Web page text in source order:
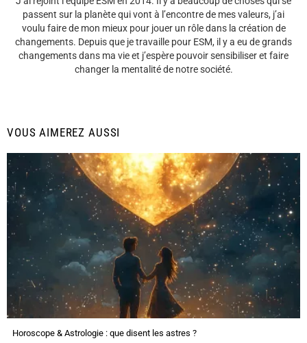
passent sur la planète qui vont à l’encontre de mes valeurs, j’ai
voulu faire de mon mieux pour jouer un rôle dans la création de
changements. Depuis que je travaille pour ESM, il y a eu de grands
changements dans ma vie et j’espère pouvoir sensibiliser et faire
changer la mentalité de notre société.
VOUS AIMEREZ AUSSI
Horoscope & Astrologie : que disent les astres ?